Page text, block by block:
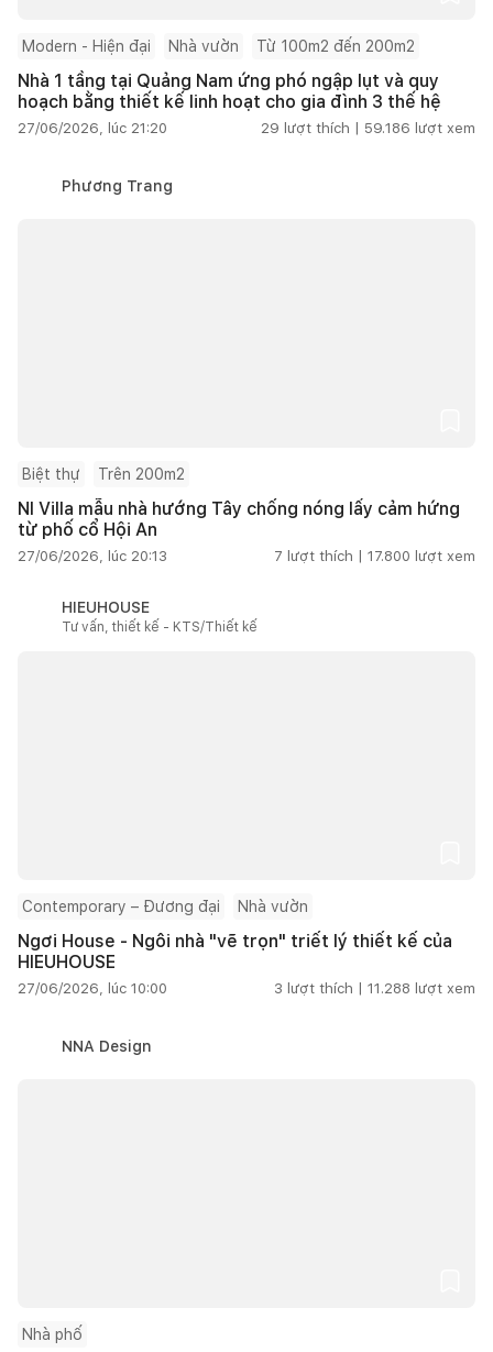
Modern - Hiện đại Nhà vườn Từ 100m2 đến 200m2
Nhà 1 tầng tại Quảng Nam ứng phó ngập lụt và quy
hoạch bằng thiết kế linh hoạt cho gia đình 3 thế hệ
27/06/2026, lúc 21:20 29 lượt thích | 59.186 lượt xem
Phương Trang
Biệt thự Trên 200m2
NI Villa mẫu nhà hướng Tây chống nóng lấy cảm hứng
từ phố cổ Hội An
27/06/2026, lúc 20:13 7 lượt thích | 17.800 lượt xem
HIEUHOUSE
Tư vấn, thiết kế - KTS/Thiết kế
Contemporary – Đương đại Nhà vườn
Ngơi House - Ngôi nhà "vẽ trọn" triết lý thiết kế của
HIEUHOUSE
27/06/2026, lúc 10:00 3 lượt thích | 11.288 lượt xem
NNA Design
Nhà phố